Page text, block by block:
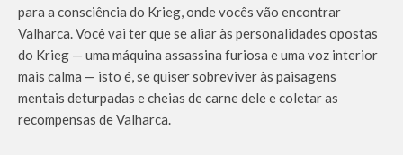
para a consciência do Krieg, onde vocês vão encontrar
Valharca. Você vai ter que se aliar às personalidades opostas
do Krieg — uma máquina assassina furiosa e uma voz interior
mais calma — isto é, se quiser sobreviver às paisagens
mentais deturpadas e cheias de carne dele e coletar as
recompensas de Valharca.